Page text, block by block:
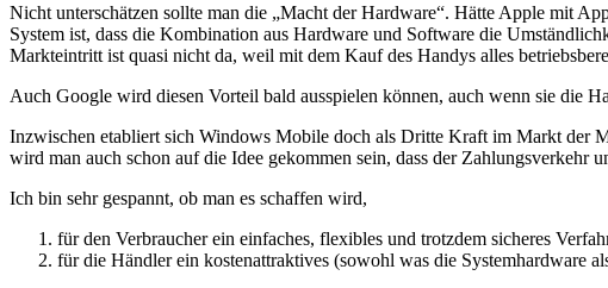
Nicht unterschätzen sollte man die „Macht der Hardware“. Hätte Apple mit
System ist, dass die Kombination aus Hardware und Software die
Markteintritt ist quasi nicht da, weil mit dem Kauf des Handys alles
Auch Google wird diesen Vorteil bald ausspielen können, auch wenn sie die
Inzwischen etabliert sich Windows Mobile doch als Dritte Kraft im Markt der
wird man auch schon auf die Idee gekommen sein, dass der
Ich bin sehr gespannt, ob man es schaffen wird,
für den Verbraucher ein einfaches, flexibles und trotzdem sicheres
für die Händler ein kostenattraktives (sowohl was die Systemhardware